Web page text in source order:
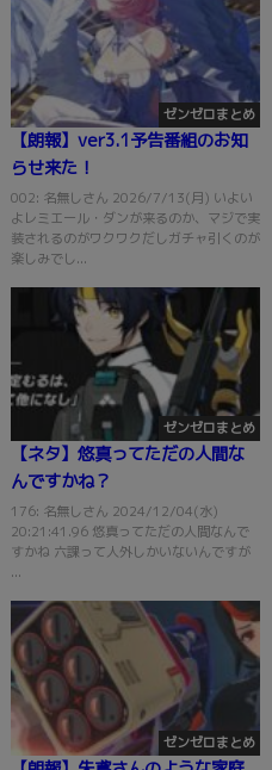
ゼンゼロまとめ
【朗報】ver3.1予告番組のお知
らせ来た！
002: 名無しさん 2026/7/13(月) いよい
よレミエール・ダンが来るのか、マジで実
装されるのがワクワクだしガチャ引くのが
楽しみでし...
ゼンゼロまとめ
【ネタ】悠真ってただの人間な
んですかね？
176: 名無しさん 2024/12/04(水)
20:21:41.96 悠真ってただの人間なんで
すかね 六課って人外しかいないんですが
...
ゼンゼロまとめ